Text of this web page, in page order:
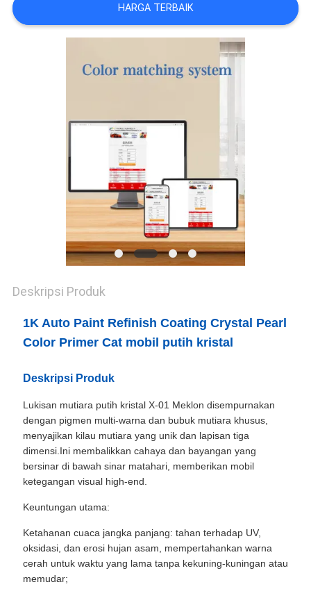
SITEMAP
KEBIJAKAN
HARGA TERBAIK
Deskripsi Produk
1K Auto Paint Refinish Coating Crystal Pearl
Color Primer Cat mobil putih kristal
Deskripsi Produk
Lukisan mutiara putih kristal X-01 Meklon disempurnakan
dengan pigmen multi-warna dan bubuk mutiara khusus,
menyajikan kilau mutiara yang unik dan lapisan tiga
dimensi.Ini membalikkan cahaya dan bayangan yang
bersinar di bawah sinar matahari, memberikan mobil
ketegangan visual high-end.
Keuntungan utama:
Ketahanan cuaca jangka panjang: tahan terhadap UV,
oksidasi, dan erosi hujan asam, mempertahankan warna
cerah untuk waktu yang lama tanpa kekuning-kuningan atau
memudar;